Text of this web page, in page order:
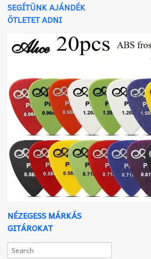
SEGÍTÜNK AJÁNDÉK
ÖTLETET ADNI
NÉZEGESS MÁRKÁS
GITÁROKAT